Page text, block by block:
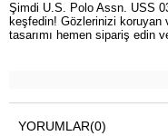
Şimdi U.S. Polo Assn. USS
keşfedin! Gözlerinizi koruyan
tasarımı hemen sipariş edin
YORUMLAR(0)